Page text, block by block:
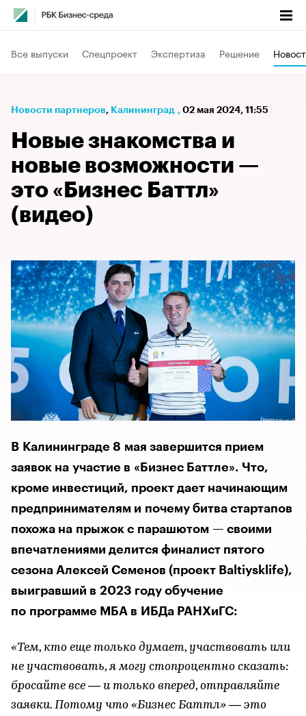
Все выпуски Спецпроект Экспертиза Решение
Новости партнеров⁠, Калининград , 02 мая 2024, 11:55
Новые знакомства и
новые возможности —
это «Бизнес Баттл»
(видео)
В Калининграде 8 мая завершится прием
заявок на участие в «Бизнес Баттле». Что,
кроме инвестиций, проект дает начинающим
предпринимателям и почему битва стартапов
похожа на прыжок с парашютом — своими
впечатлениями делится финалист пятого
сезона Алексей Семенов (проект Baltiysklife),
выигравший в 2023 году обучение
по программе МБА в ИБДа РАНХиГС:
«Тем, кто еще только думает, участвовать или
не участвовать, я могу стопроцентно сказать:
бросайте все — и только вперед, отправляйте
заявки. Потому что «Бизнес Баттл» — это